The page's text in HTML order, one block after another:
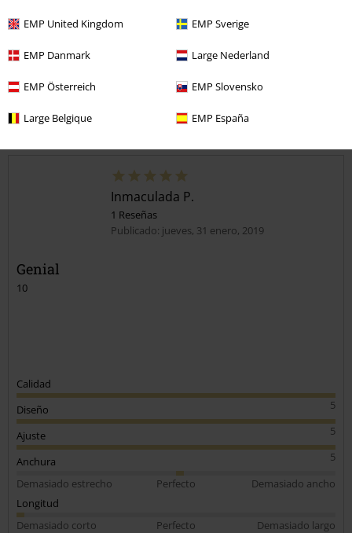
EMP United Kingdom EMP Sverige
EMP Danmark Large Nederland
EMP Österreich EMP Slovensko
Large Belgique EMP España
Reseña verificada
¿Te ha sido útil esta opinión?
Comentario
Inmaculada P.
1 Reseñas
Publicado: jueves, 31 enero, 2019
Genial
10
Calidad
5
Diseño
5
Ajuste
5
Anchura
Demasiado estrecho
Perfecto
Demasiado ancho
Longitud
Demasiado corto
Perfecto Demasiado largo